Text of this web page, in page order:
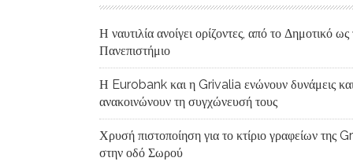
Η ναυτιλία ανοίγει ορίζοντες, από το Δημοτικό ως
Πανεπιστήμιο
Η Eurobank και η Grivalia ενώνουν δυνάμεις
ανακοινώνουν τη συγχώνευσή τους
Χρυσή πιστοποίηση για το κτίριο γραφείων της
στην οδό Σωρού